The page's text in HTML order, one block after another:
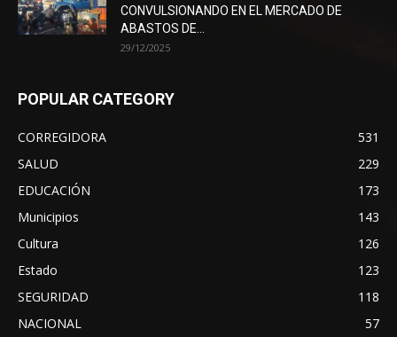
CONVULSIONANDO EN EL MERCADO DE
ABASTOS DE...
29/12/2025
POPULAR CATEGORY
CORREGIDORA
531
SALUD
229
EDUCACIÓN
173
Municipios
143
Cultura
126
Estado
123
SEGURIDAD
118
NACIONAL
57